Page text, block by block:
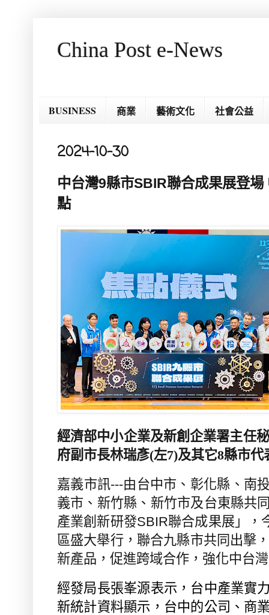
China Post e-News
BUSINESS 商業 藝術文化 社會公益
2024-10-30
中台灣9縣市SBIR聯合成果展登
點
經濟部中小企業及新創企業署主任
府副市長林瑞彥(左7)及其它8縣市代
嘉義市訊---由台中市、彰化縣、南
義市、新竹縣、新竹市及台東縣共
產業創新研發SBIR聯合成果展」，
區盛大舉行，聯合九縣市共同出擊
新產品，促進跨域合作，強化中台
經發局長張峯源表示，台中產業實
新統計資料顯示，台中的公司、商